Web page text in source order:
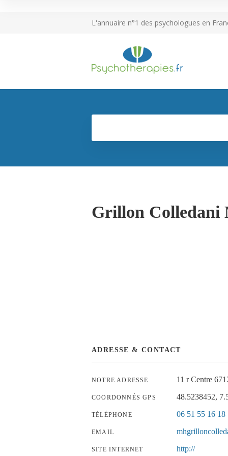
L'annuaire n°1 des psychologues en
Grillon Colledani
ADRESSE & CONTACT
NOTRE ADRESSE 11 r Centre
COORDONNÉS GPS 48.5238452,
TÉLÉPHONE 06 51 55 16 18
EMAIL
SITE INTERNET http://